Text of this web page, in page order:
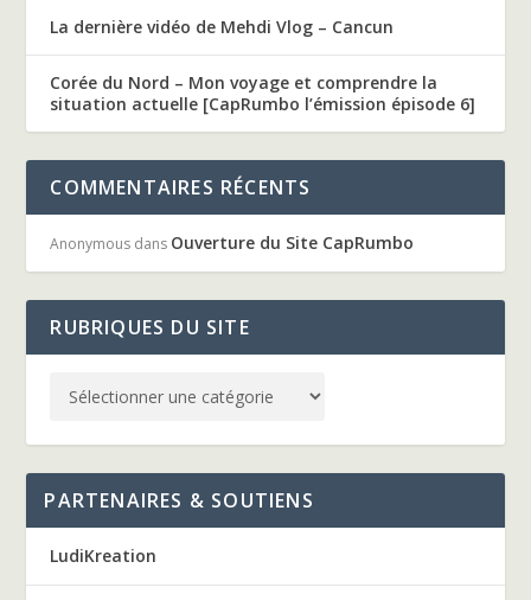
La dernière vidéo de Mehdi Vlog – Cancun
Corée du Nord – Mon voyage et comprendre la
situation actuelle [CapRumbo l’émission épisode 6]
COMMENTAIRES RÉCENTS
Anonymous dans Ouverture du Site CapRumbo
RUBRIQUES DU SITE
PARTENAIRES & SOUTIENS
LudiKreation